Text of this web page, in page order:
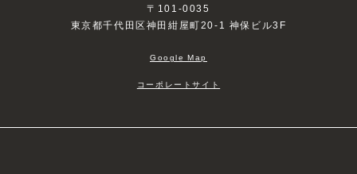
〒101-0035
東京都千代田区神田紺屋町20-1 神保ビル3F
Google Map
コーポレートサイト